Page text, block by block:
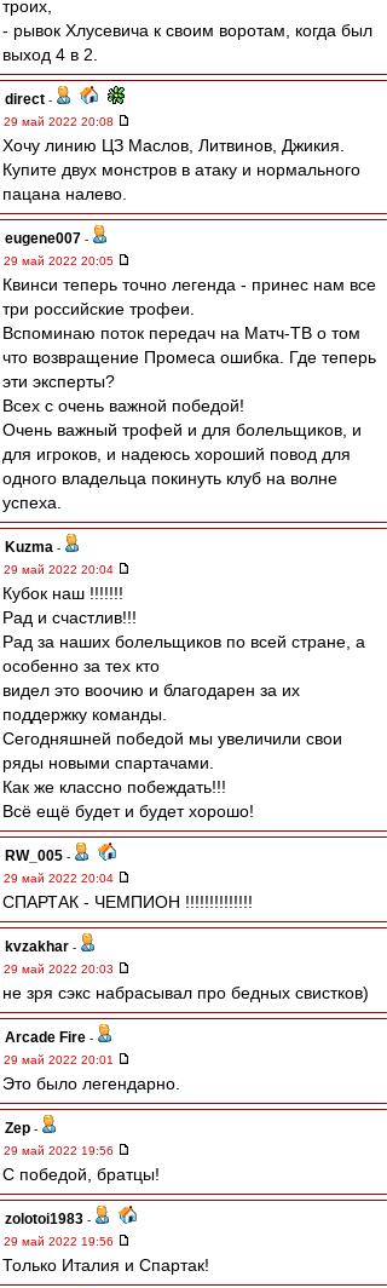
троих,
- рывок Хлусевича к своим воротам, когда был
выход 4 в 2.
direct -
29 май 2022 20:08
Хочу линию ЦЗ Маслов, Литвинов, Джикия.
Купите двух монстров в атаку и нормального
пацана налево.
eugene007 -
29 май 2022 20:05
Квинси теперь точно легенда - принес нам все
три российские трофеи.
Вспоминаю поток передач на Матч-ТВ о том
что возвращение Промеса ошибка. Где теперь
эти эксперты?
Всех с очень важной победой!
Очень важный трофей и для болельщиков, и
для игроков, и надеюсь хороший повод для
одного владельца покинуть клуб на волне
успеха.
Kuzma -
29 май 2022 20:04
Кубок наш !!!!!!!
Рад и счастлив!!!
Рад за наших болельщиков по всей стране, а
особенно за тех кто
видел это воочию и благодарен за их
поддержку команды.
Сегодняшней победой мы увеличили свои
ряды новыми спартачами.
Как же классно побеждать!!!
Всё ещё будет и будет хорошо!
RW_005 -
29 май 2022 20:04
СПАРТАК - ЧЕМПИОН !!!!!!!!!!!!!!
kvzakhar -
29 май 2022 20:03
не зря сэкс набрасывал про бедных свистков)
Arcade Fire -
29 май 2022 20:01
Это было легендарно.
Zep -
29 май 2022 19:56
С победой, братцы!
zolotoi1983 -
29 май 2022 19:56
Только Италия и Спартак!